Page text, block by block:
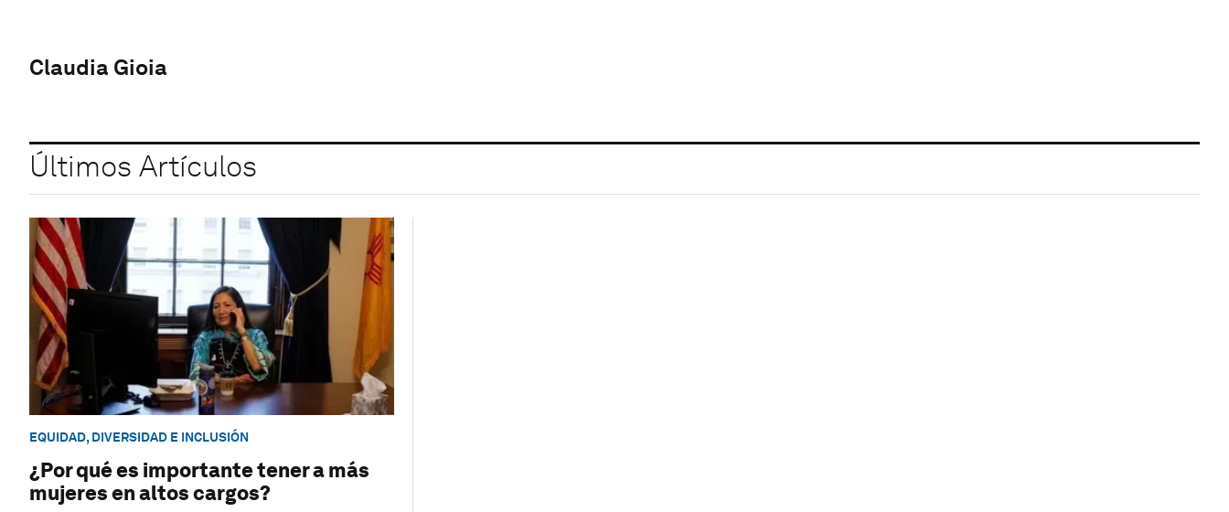
Claudia Gioia
Últimos Artículos
EQUIDAD, DIVERSIDAD E INCLUSIÓN
¿Por qué es importante tener a más
mujeres en altos cargos?